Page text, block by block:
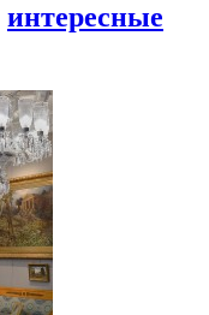
интересные